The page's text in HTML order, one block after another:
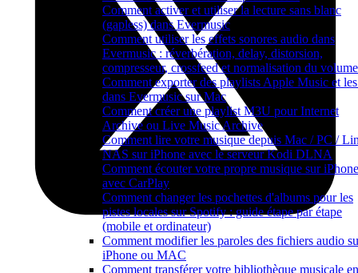
Comment activer et utiliser la lecture sans blanc
(gapless) dans Evermusic
Comment utiliser les effets sonores audio dans
Evermusic : réverbération, delay, distorsion,
compresseur, crossfeed et normalisation du volume
Comment exporter des playlists Apple Music et
dans Evermusic sur Mac
Comment créer une playlist M3U pour Internet
Archive ou Live Music Archive
Comment lire votre musique depuis Mac / PC /
NAS sur iPhone avec le serveur Kodi DLNA
Comment écouter votre propre musique sur iPhone
avec CarPlay
Comment changer les pochettes d'albums pour les
pistes locales sur Spotify : guide étape par étape
(mobile et ordinateur)
Comment modifier les paroles des fichiers audio
iPhone ou MAC
Comment transférer votre bibliothèque musicale